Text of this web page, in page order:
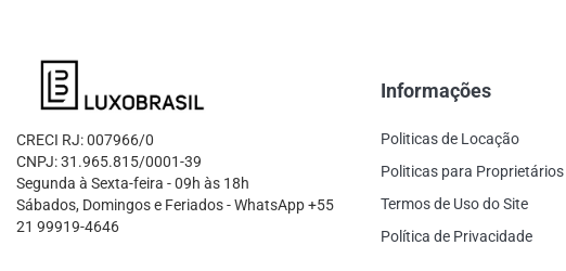
CRECI RJ: 007966/0
CNPJ: 31.965.815/0001-39
Segunda à Sexta-feira - 09h às 18h
Sábados, Domingos e Feriados - WhatsApp +55
21 99919-4646
Informações
Politicas de Locação
Politicas para Proprietários
Termos de Uso do Site
Política de Privacidade